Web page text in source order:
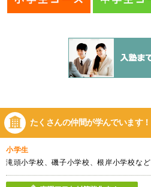
たくさんの仲間が学んでいます！
小学生
滝頭小学校、磯子小学校、根岸小学校など